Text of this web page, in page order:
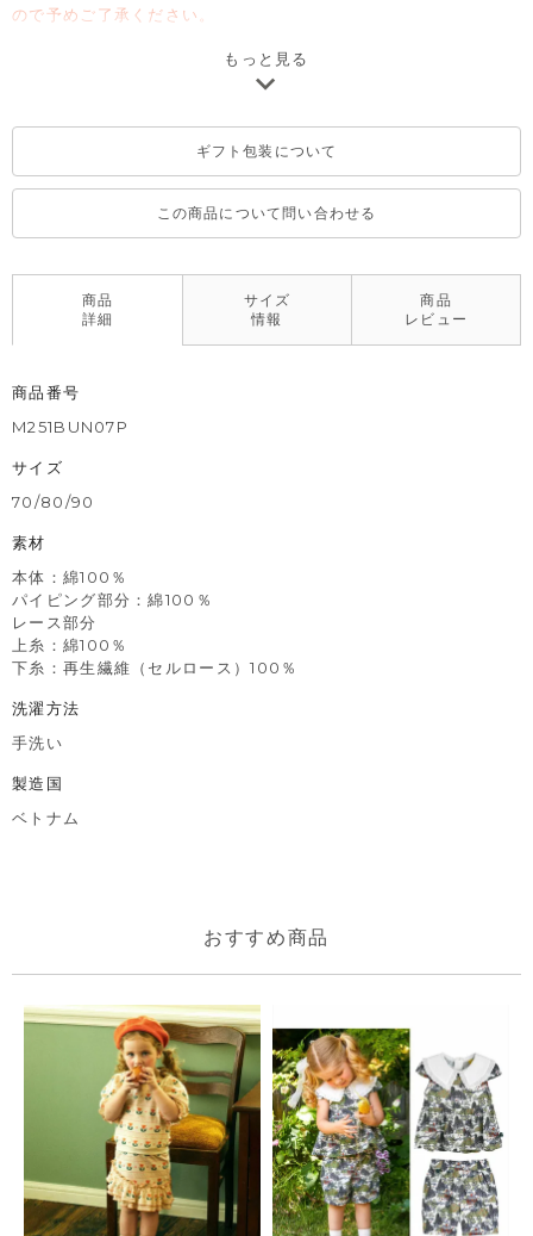
ので予めご了承ください。
もっと見る
ギフト包装について
この商品について問い合わせる
商品
詳細
サイズ
情報
商品
レビュー
商品番号
M251BUN07P
サイズ
70/80/90
素材
本体：綿100％
パイピング部分：綿100％
レース部分
上糸：綿100％
下糸：再生繊維（セルロース）100％
洗濯方法
手洗い
製造国
ベトナム
おすすめ商品